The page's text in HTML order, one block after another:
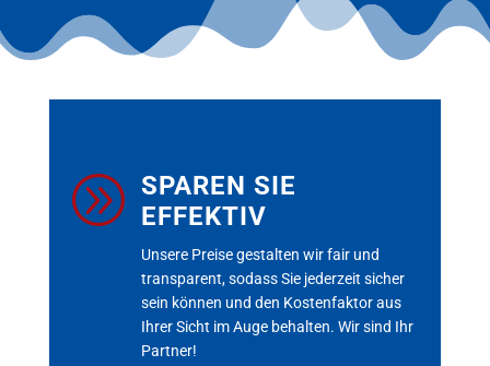
A SPAREN SIE
EFFEKTIV
Unsere Preise gestalten wir fair und
transparent, sodass Sie jederzeit sicher
sein können und den Kostenfaktor aus
Ihrer Sicht im Auge behalten. Wir sind Ihr
Partner!